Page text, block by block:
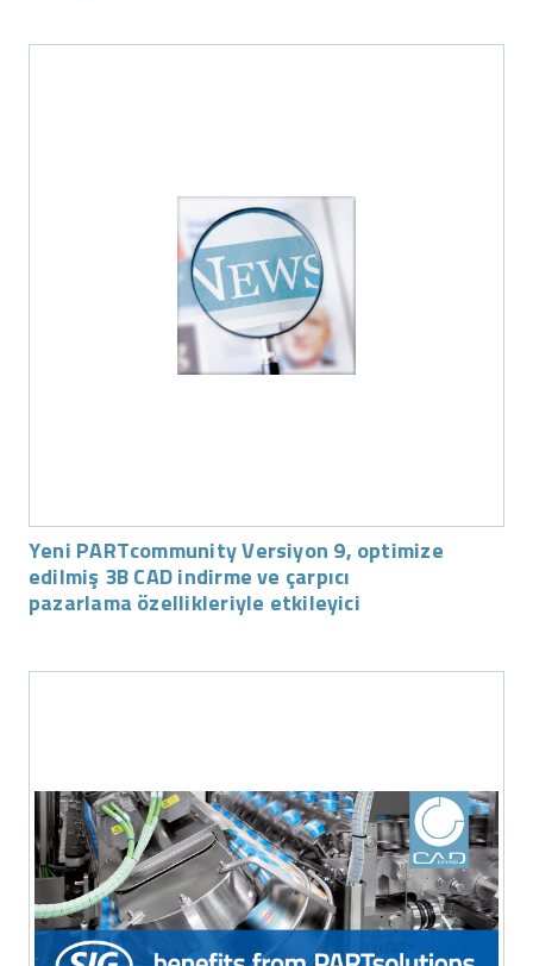
Yeni PARTcommunity Versiyon 9, optimize
edilmiş 3B CAD indirme ve çarpıcı
pazarlama özellikleriyle etkileyici